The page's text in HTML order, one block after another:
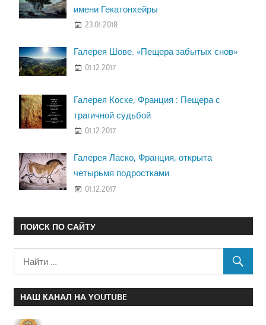
имени Гекатонхейры
23.01.2018
Галерея Шове. «Пещера забытых снов»
01.12.2017
Галерея Коске, Франция : Пещера с
трагичной судьбой
01.12.2017
Галерея Ласко, Франция, открыта
четырьмя подростками
01.12.2017
ПОИСК ПО САЙТУ
НАШ КАНАЛ НА YOUTUBE